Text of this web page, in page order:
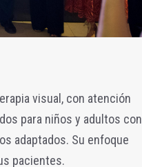
visual, con atención
para niños y adultos con
adaptados. Su enfoque
pacientes.